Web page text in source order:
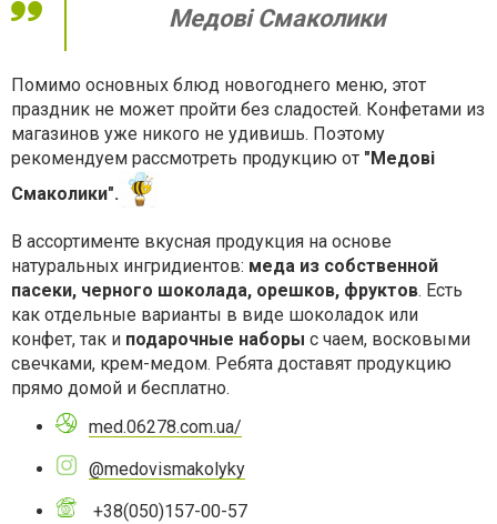
Медові Смаколики
Помимо основных блюд новогоднего меню, этот
праздник не может пройти без сладостей. Конфетами из
магазинов уже никого не удивишь. Поэтому
рекомендуем рассмотреть продукцию от "Медові
Смаколики".
В ассортименте вкусная продукция на основе
натуральных ингридиентов: меда из собственной
пасеки, черного шоколада, орешков, фруктов. Есть
как отдельные варианты в виде шоколадок или
конфет, так и подарочные наборы с чаем, восковыми
свечками, крем-медом. Ребята доставят продукцию
прямо домой и бесплатно.
med.06278.com.ua/
@medovismakolyky
+38(050)157-00-57